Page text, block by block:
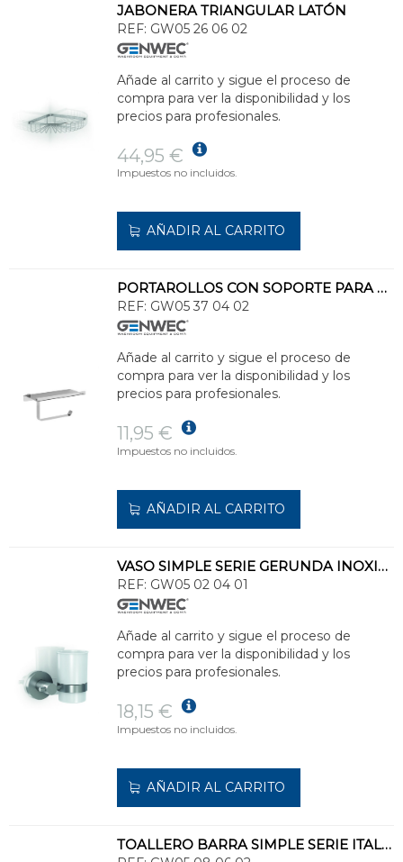
JABONERA TRIANGULAR LATÓN
REF: GW05 26 06 02
Añade al carrito y sigue el proceso de
compra para ver la disponibilidad y los
precios para profesionales.
44,95 €
Impuestos no incluidos.
AÑADIR AL CARRITO
PORTAROLLOS CON SOPORTE PARA MÓVIL INOXIDABLE 304 BRILLO
REF: GW05 37 04 02
Añade al carrito y sigue el proceso de
compra para ver la disponibilidad y los
precios para profesionales.
11,95 €
Impuestos no incluidos.
AÑADIR AL CARRITO
VASO SIMPLE SERIE GERUNDA INOXIDABLE 304
REF: GW05 02 04 01
Añade al carrito y sigue el proceso de
compra para ver la disponibilidad y los
precios para profesionales.
18,15 €
Impuestos no incluidos.
AÑADIR AL CARRITO
TOALLERO BARRA SIMPLE SERIE ITALICA LATÓN